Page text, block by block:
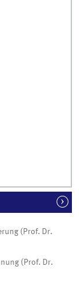
(Prof. Dr.
(Prof. Dr.